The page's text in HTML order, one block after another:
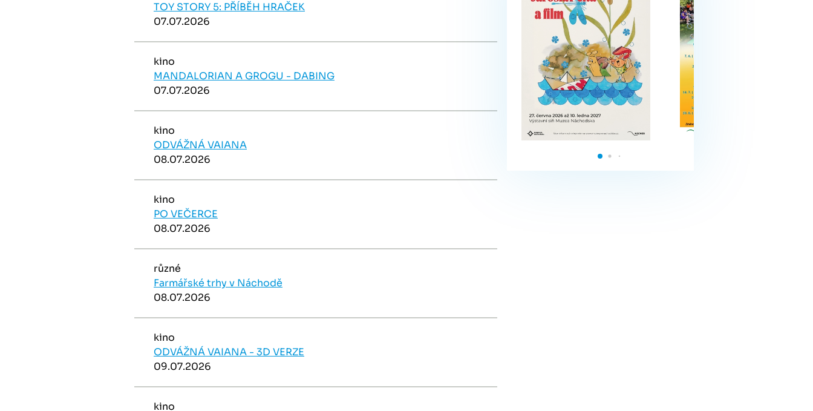
TOY STORY 5: PŘÍBĚH HRAČEK
07.07.2026
kino
MANDALORIAN A GROGU - DABING
07.07.2026
kino
ODVÁŽNÁ VAIANA
08.07.2026
kino
PO VEČERCE
08.07.2026
různé
Farmářské trhy v Náchodě
08.07.2026
kino
ODVÁŽNÁ VAIANA - 3D VERZE
09.07.2026
kino